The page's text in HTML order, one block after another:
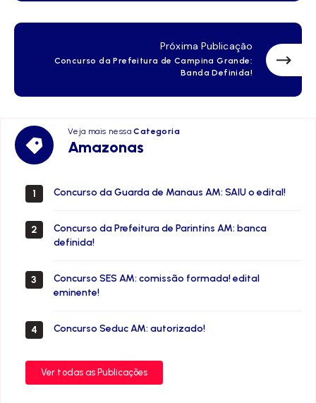
Próxima Publicação
Concurso da Prefeitura de Campina Grande:
Banda Definida!
Veja mais nessaCategoria
Amazonas
Amazonas
1 Concurso da Guarda de Manaus AM: SAIU o edital!
2
Concurso da Prefeitura de Parintins AM: banca
definida!
3
Concurso SES AM: comissão formada! edital
eminente!
4 Concurso Seduc AM: autorizado!
Ver todas as Publicações